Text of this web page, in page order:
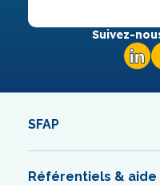
Suivez-
SFAP
Référentiels &